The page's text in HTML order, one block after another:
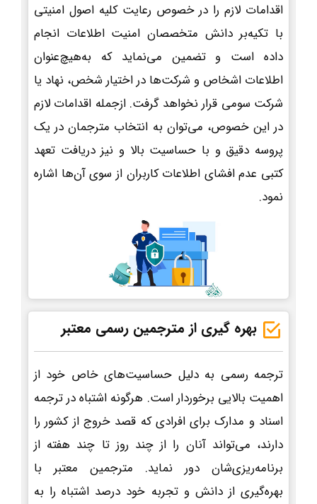
اقدامات لازم را در خصوص رعایت کلیه اصول امنیتی
با تکیه‌بر دانش متخصصان امنیت اطلاعات انجام
داده است و تضمین می‌نماید که به‌هیچ‌عنوان
اطلاعات اشخاص و شرکت‌ها در اختیار شخص، نهاد یا
شرکت سومی قرار نخواهد گرفت. ازجمله اقدامات لازم
در این خصوص، می‌توان به انتخاب مترجمان در یک
پروسه دقیق و با حساسیت بالا و نیز دریافت تعهد
کتبی عدم افشای اطلاعات کاربران از سوی آن‌ها اشاره
نمود.
بهره گیری از مترجمین رسمی معتبر
ترجمه رسمی به دلیل حساسیت‌های خاص خود از
اهمیت بالایی برخوردار است. هرگونه اشتباه در ترجمه
اسناد و مدارک برای افرادی که قصد خروج از کشور را
دارند، می‌تواند آنان را از چند روز تا چند هفته از
برنامه‌ریزی‌شان دور نماید. مترجمین معتبر با
بهره‌گیری از دانش و تجربه خود درصد اشتباه را به